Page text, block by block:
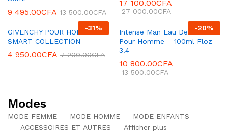
9 495.00CFA 13 500.00CFA
17 100.00CFA
27 000.00CFA
-31%
GIVENCHY POUR HOMME
SMART COLLECTION
4 950.00CFA 7 200.00CFA
-20%
Intense Man Eau De Parfum
Pour Homme – 100ml Floz
3.4
10 800.00CFA
13 500.00CFA
Modes
MODE FEMME MODE HOMME
MODE ENFANTS
ACCESSOIRES ET AUTRES
Afficher plus